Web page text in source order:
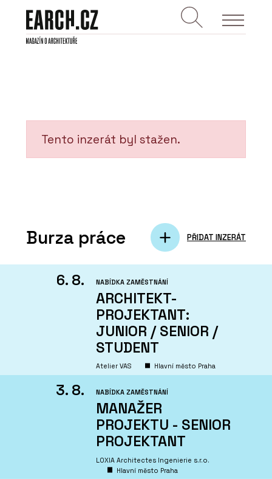
Tento inzerát byl stažen.
Burza práce PŘIDAT INZERÁT
6. 8. NABÍDKA ZAMĚSTNÁNÍ
ARCHITEKT-
PROJEKTANT:
JUNIOR / SENIOR /
STUDENT
Atelier VAS Hlavní město Praha
3. 8. NABÍDKA ZAMĚSTNÁNÍ
MANAŽER
PROJEKTU - SENIOR
PROJEKTANT
LOXIA Architectes Ingenierie s.r.o.
Hlavní město Praha